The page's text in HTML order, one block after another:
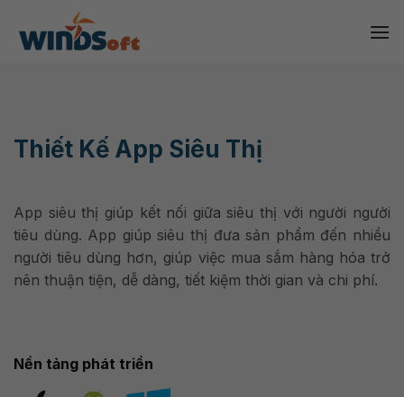
content
Thiết Kế App Siêu Thị
App siêu thị giúp kết nối giữa siêu thị với người người
tiêu dùng. App giúp siêu thị đưa sản phẩm đến nhiều
người tiêu dùng hơn, giúp việc mua sắm hàng hóa trở
nên thuận tiện, dễ dàng, tiết kiệm thời gian và chi phí.
Nền tảng phát triển